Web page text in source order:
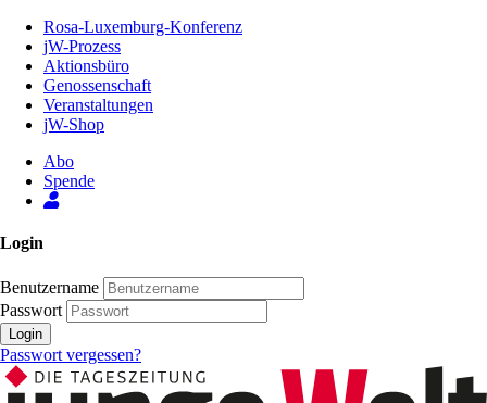
Inhalt
Seite
Rosa-Luxemburg-Konferenz
jW-Prozess
Aktionsbüro
Genossenschaft
Veranstaltungen
jW-Shop
Abo
Spende
Login
Benutzername
Passwort
Login
Passwort vergessen?